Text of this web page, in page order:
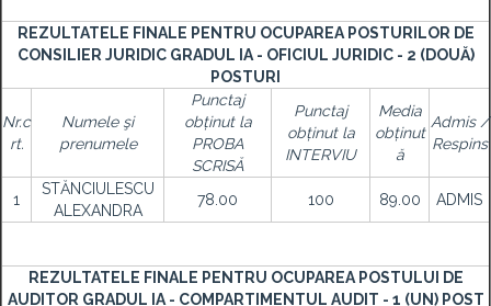
REZULTATELE FINALE PENTRU OCUPAREA POSTURILOR DE
CONSILIER JURIDIC GRADUL IA - OFICIUL JURIDIC - 2 (DOUĂ)
POSTURI
Nr.c
rt.
Numele şi
prenumele
Punctaj
obținut la
PROBA
SCRISĂ
Punctaj
obținut la
INTERVIU
Media
obținut
ă
Admis /
Respins
1
STĂNCIULESCU
ALEXANDRA
78.00 100 89.00 ADMIS
REZULTATELE FINALE PENTRU OCUPAREA POSTULUI DE
AUDITOR GRADUL IA - COMPARTIMENTUL AUDIT - 1 (UN) POST